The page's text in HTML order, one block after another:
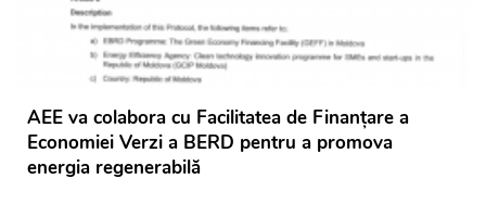
AEE va colabora cu Facilitatea de Finanțare a
Economiei Verzi a BERD pentru a promova
energia regenerabilă